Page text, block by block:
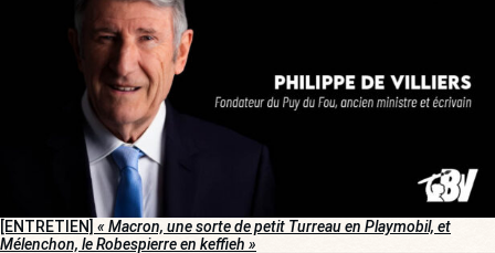
[ENTRETIEN] « Macron, une sorte de petit Turreau en Playmobil, et
Mélenchon, le Robespierre en keffieh »